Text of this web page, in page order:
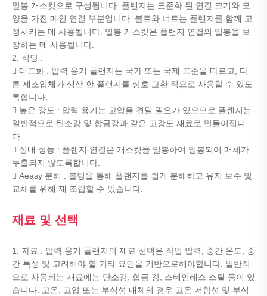
밀봉 개스킷으로 구성됩니다. 플랜지는 표준화 된 연결 크기와 모
양을 가진 메인 연결 부분입니다. 볼트와 너트는 플랜지를 함께 고
정시키는 데 사용됩니다. 밀봉 개스킷은 플랜지 연결의 밀봉을 보
장하는 데 사용됩니다.
2. 식당 :
 대표화 : 압력 용기 플랜지는 국가 또는 국제 표준을 따르고, 다
른 제조업체가 생산 한 플랜지를 상호 교환 적으로 사용할 수 있도
록합니다.
 높은 강도 : 압력 용기는 고압을 견딜 필요가 있으므로 플랜지는
일반적으로 탄소강 및 합금강과 같은 고강도 재료로 만들어집니
다.
 실내 성능 : 플랜지 연결은 개스킷을 밀봉하여 밀봉되어 매체가
누출되지 않도록합니다.
 Aeasy 분해 : 볼팅을 통해 플랜지를 쉽게 분해하고 유지 보수 및
교체를 위해 재 조립할 수 있습니다.
재료 및 선택
1. 자료 : 압력 용기 플랜지의 재료 선택은 작업 압력, 중간 온도, 중
간 특성 및 고려해야 할 기타 요인을 기반으로해야합니다. 일반적
으로 사용되는 재료에는 탄소강, 합금 강, 스테인레스 스틸 등이 있
습니다. 고온, 고압 또는 부식성 매체의 경우 고온 저항성 및 부식